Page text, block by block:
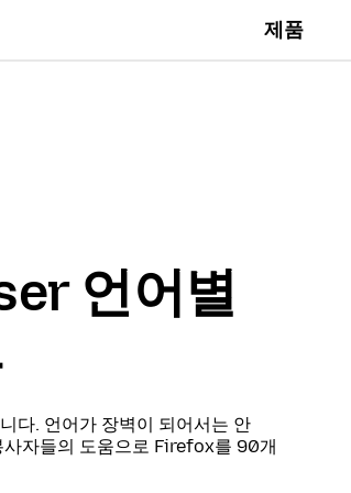
제품
언어별
다. 언어가 장벽이 되어서는 안
사자들의 도움으로 Firefox를 90개